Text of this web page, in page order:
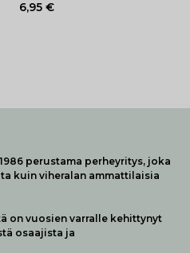
6,95 €
perustama perheyritys, joka
kuin viheralan ammattilaisia
on vuosien varralle kehittynyt
osaajista ja